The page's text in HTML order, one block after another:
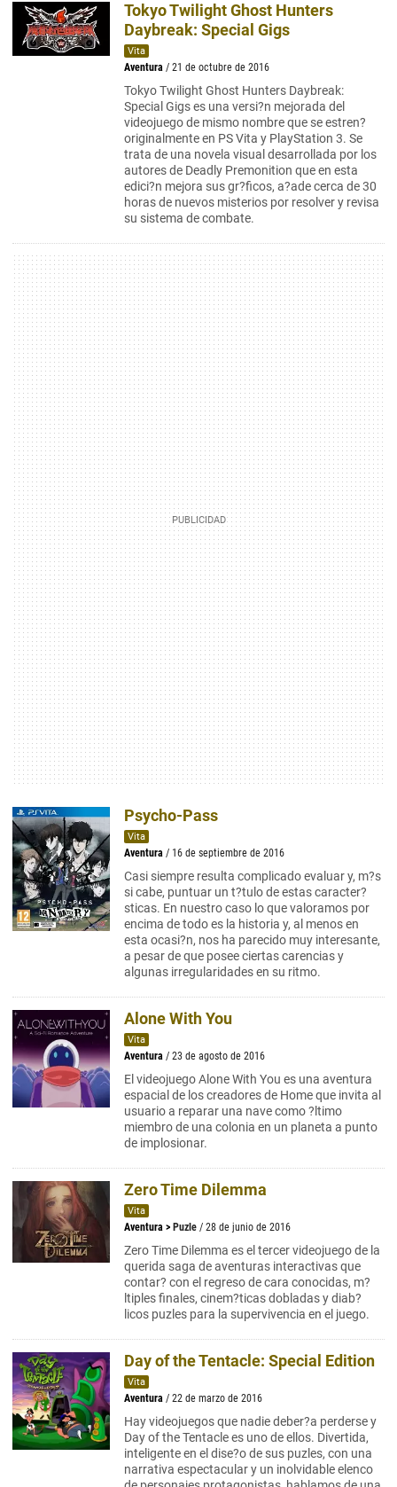
Tokyo Twilight Ghost Hunters
Daybreak: Special Gigs
Vita
Aventura / 21 de octubre de 2016
Tokyo Twilight Ghost Hunters Daybreak:
Special Gigs es una versi?n mejorada del
videojuego de mismo nombre que se estren?
originalmente en PS Vita y PlayStation 3. Se
trata de una novela visual desarrollada por los
autores de Deadly Premonition que en esta
edici?n mejora sus gr?ficos, a?ade cerca de 30
horas de nuevos misterios por resolver y revisa
su sistema de combate.
Psycho-Pass
Vita
Aventura / 16 de septiembre de 2016
Casi siempre resulta complicado evaluar y, m?s
si cabe, puntuar un t?tulo de estas caracter?
sticas. En nuestro caso lo que valoramos por
encima de todo es la historia y, al menos en
esta ocasi?n, nos ha parecido muy interesante,
a pesar de que posee ciertas carencias y
algunas irregularidades en su ritmo.
Alone With You
Vita
Aventura / 23 de agosto de 2016
El videojuego Alone With You es una aventura
espacial de los creadores de Home que invita al
usuario a reparar una nave como ?ltimo
miembro de una colonia en un planeta a punto
de implosionar.
Zero Time Dilemma
Vita
Aventura > Puzle / 28 de junio de 2016
Zero Time Dilemma es el tercer videojuego de la
querida saga de aventuras interactivas que
contar? con el regreso de cara conocidas, m?
ltiples finales, cinem?ticas dobladas y diab?
licos puzles para la supervivencia en el juego.
Day of the Tentacle: Special Edition
Vita
Aventura / 22 de marzo de 2016
Hay videojuegos que nadie deber?a perderse y
Day of the Tentacle es uno de ellos. Divertida,
inteligente en el dise?o de sus puzles, con una
narrativa espectacular y un inolvidable elenco